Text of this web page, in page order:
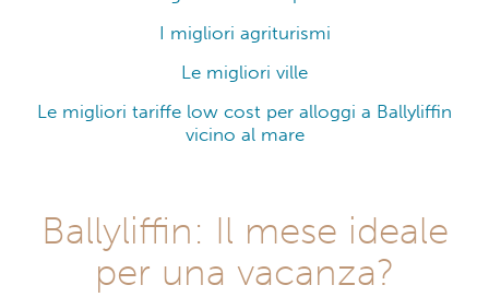
I migliori agriturismi
Le migliori ville
Le migliori tariffe low cost per alloggi a Ballyliffin
vicino al mare
Ballyliffin: Il mese ideale
per una vacanza?